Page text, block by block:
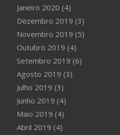
Janeiro 2020 (4)
Dezembro 2019 (3)
Novembro 2019 (5)
Outubro 2019 (4)
Setembro 2019 (6)
Agosto 2019 (3)
Julho 2019 (3)
Junho 2019 (4)
Maio 2019 (4)
Abril 2019 (4)